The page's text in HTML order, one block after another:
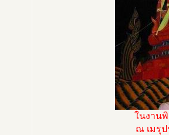
ในงาน
ณ เมรุ